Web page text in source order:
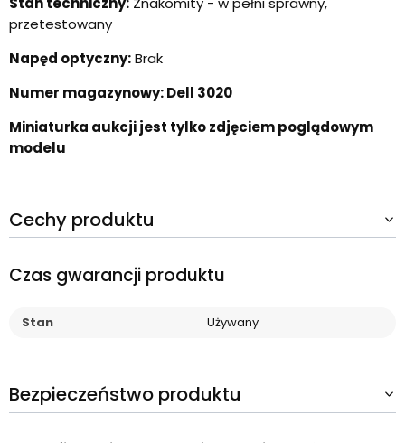
przetestowany
Napęd optyczny:Brak
Numer magazynowy: Dell 3020
Miniaturka aukcji jest tylko zdjęciem poglądowym
modelu
Cechy produktu
Czas gwarancji produktu
Stan Używany
Bezpieczeństwo produktu